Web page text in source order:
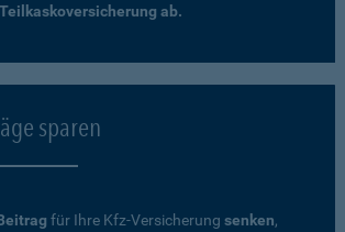
ab.
sparen
für Ihre Kfz-Versicherung senken,